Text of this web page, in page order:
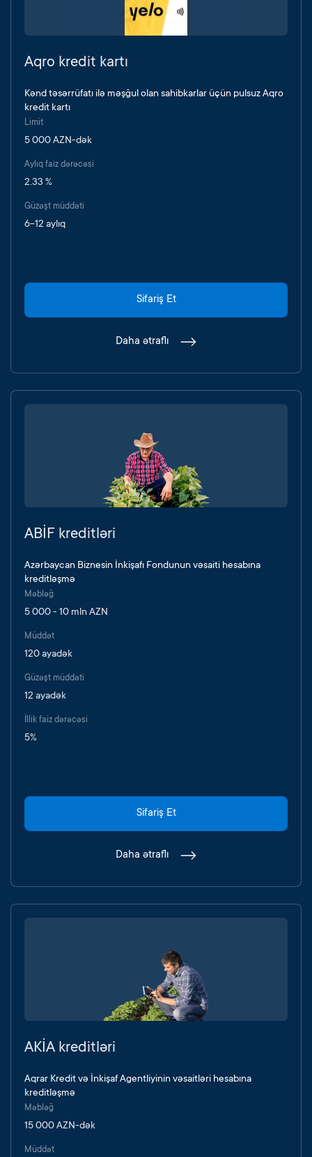
Aqro kredit kartı
Kənd təsərrüfatı ilə məşğul olan sahibkarlar üçün pulsuz Aqro
kredit kartı
Limit
5 000 AZN-dək
Aylıq faiz dərəcəsi
2.33 %
Güzəşt müddəti
6-12 aylıq
Sifariş Et
Daha ətraflı
ABİF kreditləri
Azərbaycan Biznesin İnkişafı Fondunun vəsaiti hesabına
kreditləşmə
Məbləğ
5 000 - 10 mln AZN
Müddət
120 ayadək
Güzəşt müddəti
12 ayadək
İllik faiz dərəcəsi
5%
Sifariş Et
Daha ətraflı
AKİA kreditləri
Aqrar Kredit və İnkişaf Agentliyinin vəsaitləri hesabına
kreditləşmə
Məbləğ
15 000 AZN-dək
Müddət